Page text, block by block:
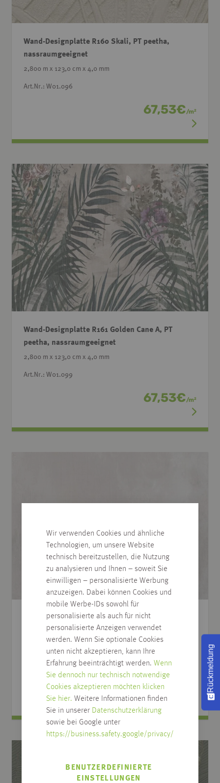
Wir verwenden Cookies und ähnliche
Technologien, um unsere Website
technisch bereitzustellen, die Nutzung
zu analysieren und Ihnen – soweit Sie
einwilligen – personalisierte Werbung
anzuzeigen. Dabei können Cookies und
mobile Werbe-IDs sowohl für
personalisierte als auch für nicht
personalisierte Anzeigen verwendet
werden. Wenn Sie optionale Cookies
unten nicht akzeptieren, kann Ihre
Erfahrung beeinträchtigt werden. Wenn
Sie dennoch nur technisch notwendige
Cookies akzeptieren möchten klicken
Sie hier. Weitere Informationen finden
Sie in unserer Datenschutzerklärung
sowie bei Google unter
https://business.safety.google/privacy/
BENUTZERDEFINIERTE
EINSTELLUNGEN
Wand-Designplatte R160 Skali, PT peetha,
nassraumgeeignet
2,800 m x 123,0 cm x 4,0 mm
Art.Nr.: W01.096
67,53€/m2
Wand-Designplatte R161 Golden Cane A, PT
peetha, nassraumgeeignet
2,800 m x 123,0 cm x 4,0 mm
Art.Nr.: W01.099
67,53€/m2
Wand-Designplatte R162 Golden Cane B, PT
peetha, nassraumgeeignet
Art.Nr.: W01.102
ab 67,53 Rückmeldung